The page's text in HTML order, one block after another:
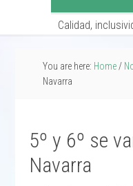
Calidad,
You are here: Home /
Navarra
5º y 6º se
Navarra